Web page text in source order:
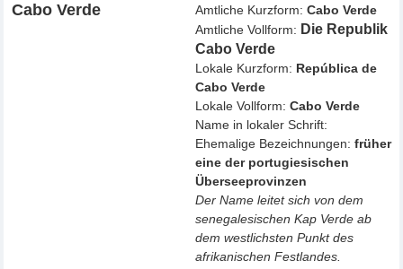
Cabo Verde Amtliche Kurzform:Cabo Verde
Amtliche Vollform: Die Republik
Cabo Verde
Lokale Kurzform: República de
Cabo Verde
Lokale Vollform:Cabo Verde
Name in lokaler Schrift:
Ehemalige Bezeichnungen:früher
eine der portugiesischen
Überseeprovinzen
Der Name leitet sich von dem
senegalesischen Kap Verde ab
dem westlichsten Punkt des
afrikanischen Festlandes.